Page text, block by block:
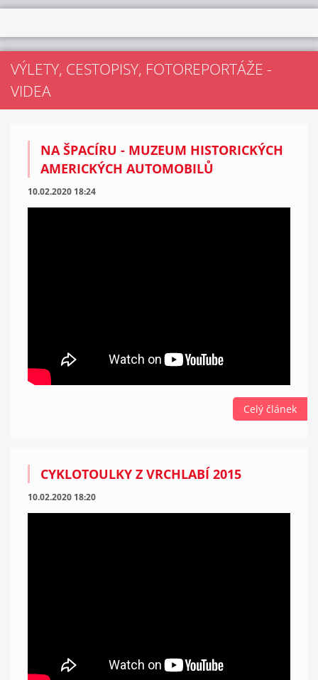
VÝLETY, CESTOPISY, FOTOREPORTÁŽE -
VIDEA
NA ŠPACÍRU - MUZEUM HISTORICKÝCH
AMERICKÝCH AUTOMOBILŮ
10.02.2020 18:24
Celý článek
CYKLOTOULKY Z VRCHLABÍ 2015
10.02.2020 18:20